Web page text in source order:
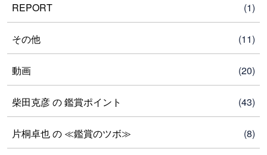
REPORT (1)
その他 (11)
動画 (20)
柴田克彦 の 鑑賞ポイント (43)
片桐卓也 の ≪鑑賞のツボ≫ (8)